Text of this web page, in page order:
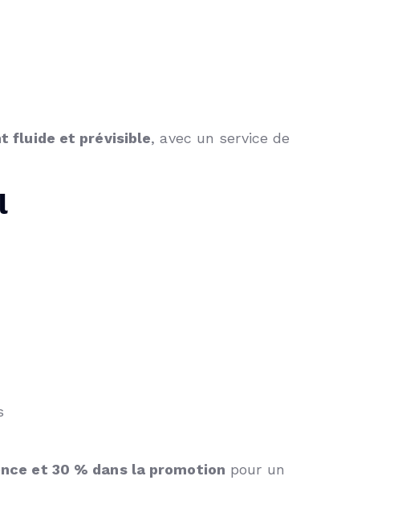
fluide et prévisible, avec un service de
et 30 % dans la promotion pour un